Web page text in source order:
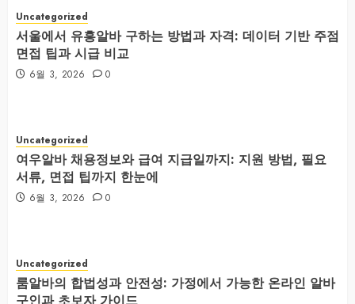
Uncategorized
서울에서 유흥알바 구하는 방법과 자격: 데이터 기반 주점
면접 팁과 시급 비교
6월 3, 2026 0
Uncategorized
여우알바 채용정보와 급여 지급일까지: 지원 방법, 필요
서류, 면접 팁까지 한눈에
6월 3, 2026 0
Uncategorized
룸알바의 합법성과 안전성: 가정에서 가능한 온라인 알바